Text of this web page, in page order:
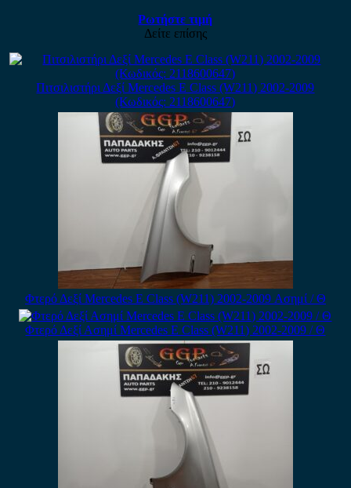
Ρωτήστε τιμή
Δείτε επίσης
Πιτσιλιστήρι Δεξί Mercedes E Class (W211) 2002-2009
(Κωδικός: 2118600647)
Φτερό Δεξί Mercedes E Class (W211) 2002-2009 Ασημί / Θ
Φτερό Δεξί Ασημί Mercedes E Class (W211) 2002-2009 / Θ